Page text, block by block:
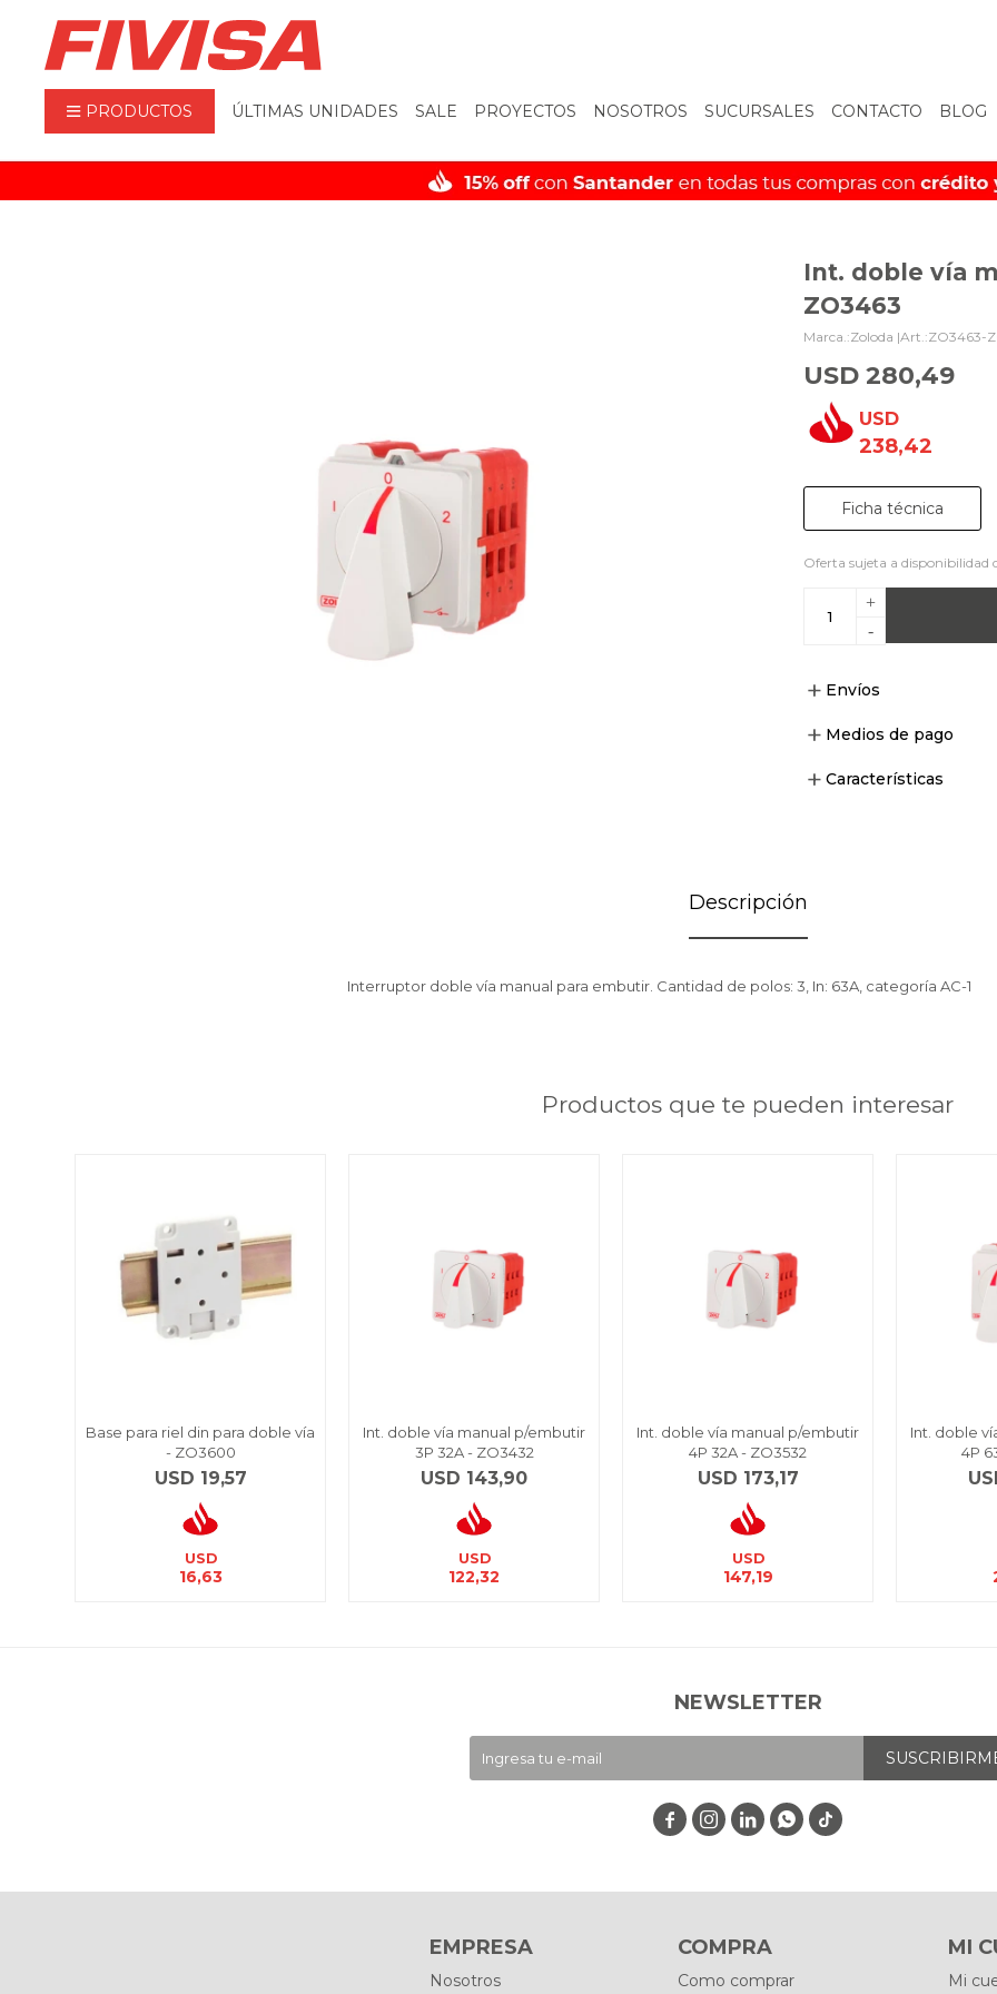
PRODUCTOS ÚLTIMAS UNIDADES SALE PROYECTOS NOSOTROS SUCURSALES CONTACTO BLOG
Int. doble vía
ZO3463
Zoloda | ZO3463-
USD 280,49
USD
238,42
Ficha técnica
Oferta sujeta a disponibilidad
+
-
Envíos
Medios de pago
Características
Descripción
Interruptor doble vía manual para embutir. Cantidad de polos: 3, In: 63A, categoría AC-1
Productos que te pueden interesar
Base para riel din para doble vía
- ZO3600
USD 19,57
USD
16,63
Int. doble vía manual p/embutir
3P 32A - ZO3432
USD 143,90
USD
122,32
Int. doble vía manual p/embutir
4P 32A - ZO3532
USD 173,17
USD
147,19
Int. doble
4P
EMPRESA
Nosotros
COMPRA
Como comprar
MI
Mi
NEWSLETTER
   